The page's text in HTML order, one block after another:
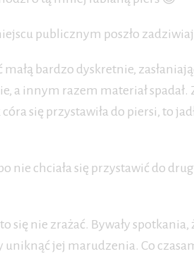
publicznym poszło
małą bardzo dyskretnie,
a innym razem materiał spadał.
się przystawiła do piersi, to
nie chciała się przystawić do
się nie zrażać. Bywały
jej marudzenia. Co